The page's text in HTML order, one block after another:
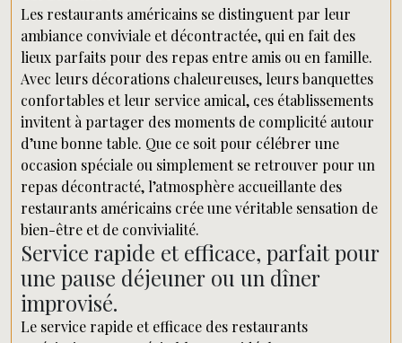
Les restaurants américains se distinguent par leur
ambiance conviviale et décontractée, qui en fait des
lieux parfaits pour des repas entre amis ou en famille.
Avec leurs décorations chaleureuses, leurs banquettes
confortables et leur service amical, ces établissements
invitent à partager des moments de complicité autour
d’une bonne table. Que ce soit pour célébrer une
occasion spéciale ou simplement se retrouver pour un
repas décontracté, l’atmosphère accueillante des
restaurants américains crée une véritable sensation de
bien-être et de convivialité.
Service rapide et efficace, parfait pour
une pause déjeuner ou un dîner
improvisé.
Le service rapide et efficace des restaurants